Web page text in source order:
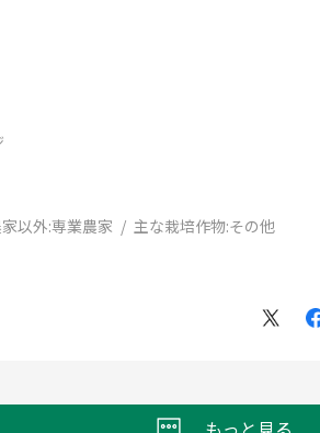
以外:専業農家 主な栽培作物:その他